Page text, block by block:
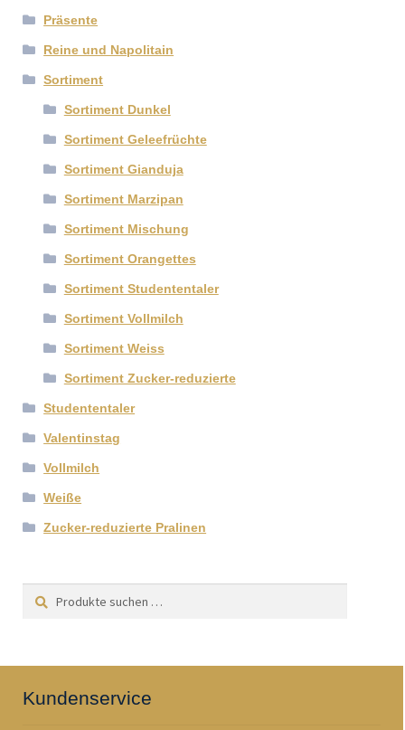
Präsente
Reine und Napolitain
Sortiment
Sortiment Dunkel
Sortiment Geleefrüchte
Sortiment Gianduja
Sortiment Marzipan
Sortiment Mischung
Sortiment Orangettes
Sortiment Studententaler
Sortiment Vollmilch
Sortiment Weiss
Sortiment Zucker-reduzierte
Studententaler
Valentinstag
Vollmilch
Weiße
Zucker-reduzierte Pralinen
Suchen
Suchen
Kundenservice